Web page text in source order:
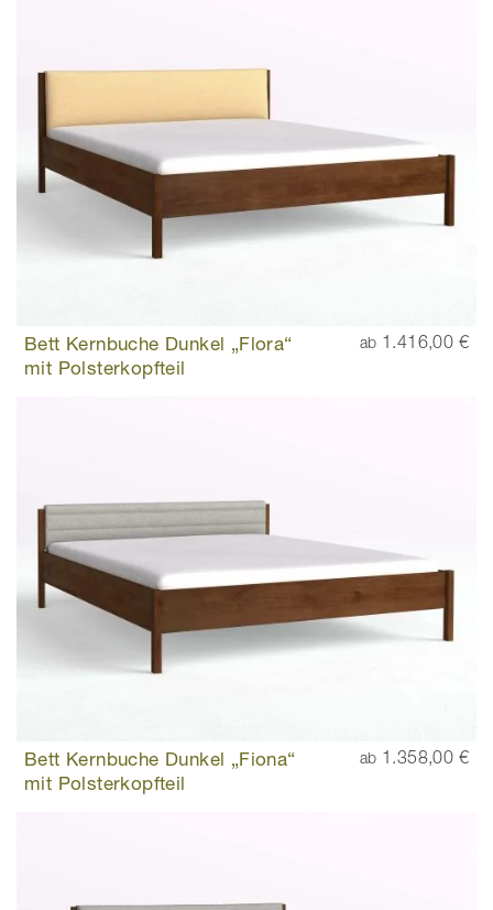
Bett Kernbuche Dunkel „Flora“
mit Polsterkopfteil
ab 1.416,00 €
Bett Kernbuche Dunkel „Fiona“
mit Polsterkopfteil
ab 1.358,00 €